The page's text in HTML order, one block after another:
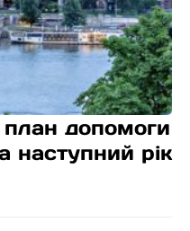
допомоги
наступний рік